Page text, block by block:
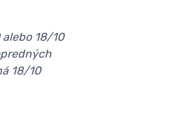
18/10
18/10